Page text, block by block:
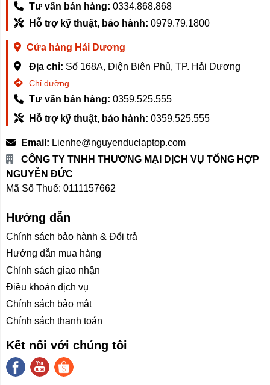
Tư vấn bán hàng: 0334.868.868
Hỗ trợ kỹ thuật, bảo hành: 0979.79.1800
Cửa hàng Hải Dương
Địa chỉ: Số 168A, Điện Biên Phủ, TP. Hải Dương
Chỉ đường
Tư vấn bán hàng: 0359.525.555
Hỗ trợ kỹ thuật, bảo hành: 0359.525.555
Email: Lienhe@nguyenduclaptop.com
CÔNG TY TNHH THƯƠNG MẠI DỊCH VỤ TỔNG HỢP
NGUYỄN ĐỨC
Mã Số Thuế: 0111157662
Hướng dẫn
Chính sách bảo hành & Đổi trả
Hướng dẫn mua hàng
Chính sách giao nhận
Điều khoản dịch vụ
Chính sách bảo mật
Chính sách thanh toán
Kết nối với chúng tôi